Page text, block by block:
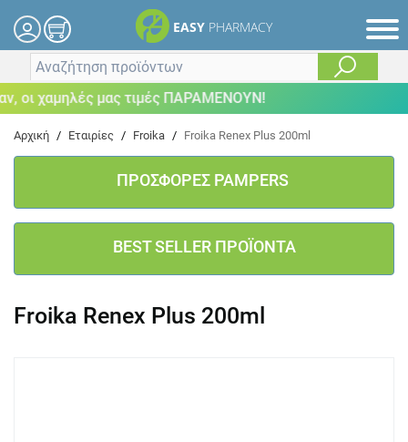
EASY PHARMACY
χαμηλές μας τιμές ΠΑΡΑΜΕΝΟΥΝ!
Αρχική / Εταιρίες / Froika / Froika Renex Plus 200ml
ΠΡΟΣΦΟΡΕΣ PAMPERS
BEST SELLER ΠΡΟΪΟΝΤΑ
Froika Renex Plus 200ml